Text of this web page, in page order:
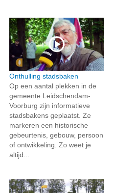
Onthulling stadsbaken
Op een aantal plekken in de
gemeente Leidschendam-
Voorburg zijn informatieve
stadsbakens geplaatst. Ze
markeren een historische
gebeurtenis, gebouw, persoon
of ontwikkeling. Zo weet je
altijd...